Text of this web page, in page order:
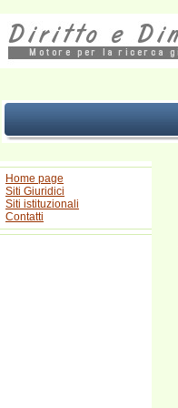
Home page
Siti Giuridici
Siti istituzionali
Contatti